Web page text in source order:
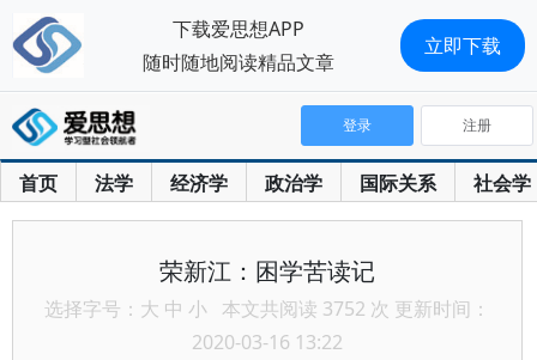
首页 法学 经济学 政治学 国际关系 社会学
登录 注册
荣新江：困学苦读记
选择字号： 大 中 小 本文共阅读 3752 次 更新时间：
2020-03-16 13:22
下载爱思想APP
随时随地阅读精品文章
立即下载